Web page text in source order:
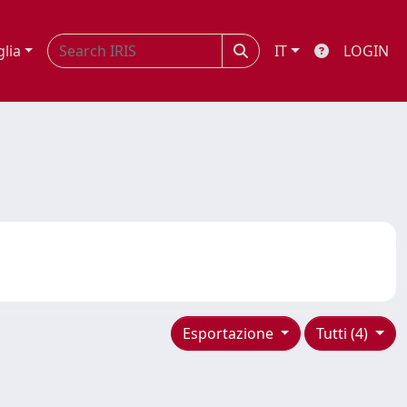
IT LOGIN
Tutti (4)
Esportazione